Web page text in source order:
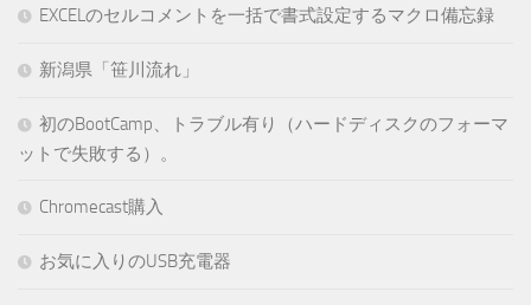
EXCELのセルコメントを一括で書式設定するマクロ備忘録
新潟県「笹川流れ」
初のBootCamp、トラブル有り（ハードディスクのフォーマ
ットで失敗する）。
Chromecast購入
お気に入りのUSB充電器